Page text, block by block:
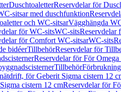
DuschtoaletterReservdelar för
sitsar med duschfunktion
och WC-sitsarVägghängda
för WC-sitsWC-sitsReservdelar
för Comfort WC-sitsarWC-sits
bidéerTillbehörReservdelar för
Reservdelar för För
Tillbehör
för Geberit Sigma cistern 12
cistern 12 cmReservdelar för